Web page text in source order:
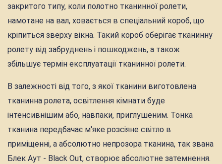
закритого типу, коли полотно тканинної ролети,
намотане на вал, ховається в спеціальний короб, що
кріпиться зверху вікна. Такий короб оберігає тканинну
ролету від забруднень і пошкоджень, а також
збільшує термін експлуатації тканинної ролети.
В залежності від того, з якої тканини виготовлена
тканинна ролета, освітлення кімнати буде
інтенсивнішим або, навпаки, приглушеним. Тонка
тканина передбачає м'яке розсіяне світло в
приміщенні, а абсолютно непрозора тканина, так звана
Блек Аут - Black Out, створює абсолютне затемнення.